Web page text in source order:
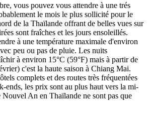
vous pouvez vous attendre à une trés
le mois le plus sollicité pour le
de la Thaïlande offrant de belles vues sur
sont fraîches et les jours ensoleillés.
à une température maximale d'environ
peu ou pas de pluie. Les nuits
à environ 15°C (59°F) mais à partir de
c'est la haute saison à Chiang Mai.
complets et des routes très fréquentées
ends, les prix sont au plus haut vers la mi-
Nouvel An en Thaïlande ne sont pas que